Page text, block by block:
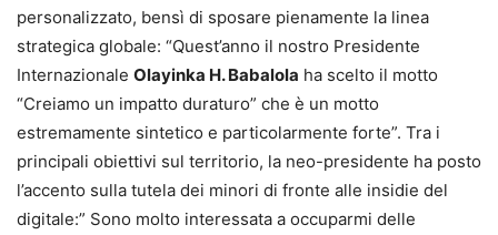
personalizzato, bensì di sposare pienamente la linea
strategica globale: “Quest’anno il nostro Presidente
Internazionale Olayinka H. Babalola ha scelto il motto
“Creiamo un impatto duraturo” che è un motto
estremamente sintetico e particolarmente forte”. Tra i
principali obiettivi sul territorio, la neo-presidente ha posto
l’accento sulla tutela dei minori di fronte alle insidie del
digitale:” Sono molto interessata a occuparmi delle